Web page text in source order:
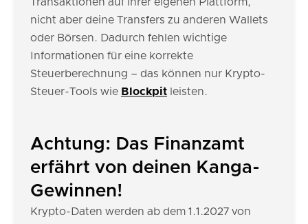
nicht aber deine Transfers zu anderen Wallets
oder Börsen. Dadurch fehlen wichtige
Informationen für eine korrekte
Steuerberechnung – das können nur Krypto-
Steuer-Tools wie Blockpit leisten.
Achtung: Das Finanzamt
erfährt von deinen Kanga-
Gewinnen!
Krypto-Daten werden ab dem 1.1.2027 von